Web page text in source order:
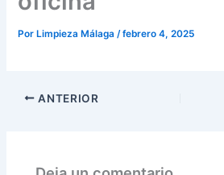
Por Limpieza Málaga/febrero 4, 2025
ANTERIOR